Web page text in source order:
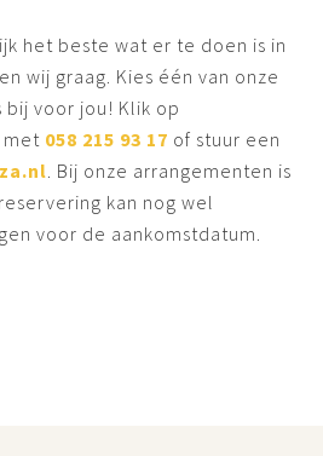
het beste wat er te doen is in
wij graag. Kies één van onze
bij voor jou! Klik op
met 058 215 93 17 of stuur een
. Bij onze arrangementen is
kan nog wel
voor de aankomstdatum.